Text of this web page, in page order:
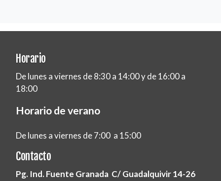
Horario
De lunes a viernes de 8:30 a 14:00 y de 16:00 a
18:00
Horario de verano
De lunes a viernes de 7:00 a 15:00
Contacto
Pg. Ind. Fuente Granada C/ Guadalquivir 14-26